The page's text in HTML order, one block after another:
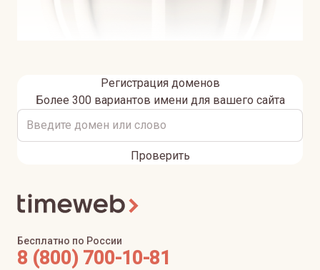
Регистрация доменов
Более 300 вариантов имени для вашего сайта
Проверить
Бесплатно по России
8 (800) 700-10-81